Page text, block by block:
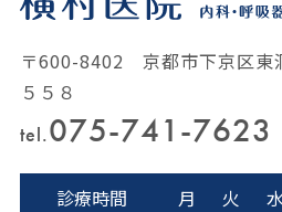
〒600-8402 京都市下京区東
５５８
tel.075-741-7623
診療時間 月 火